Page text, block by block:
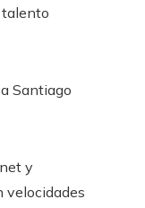
Santiago
y
velocidades